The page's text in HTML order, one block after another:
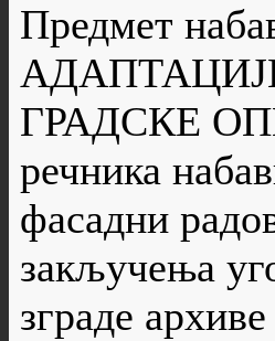
Предмет
ГРАДСКЕ
речника
фасадни
закључења
зграде